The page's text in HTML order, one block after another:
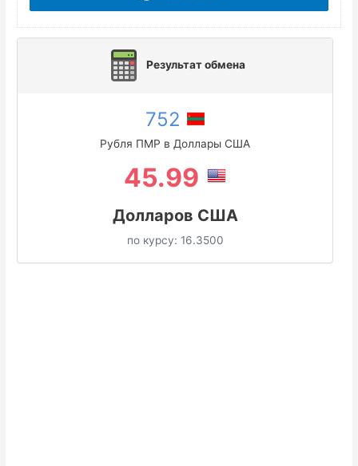
Результат обмена
752
Рубля ПМР в Доллары США
45.99
Долларов США
по курсу: 16.3500